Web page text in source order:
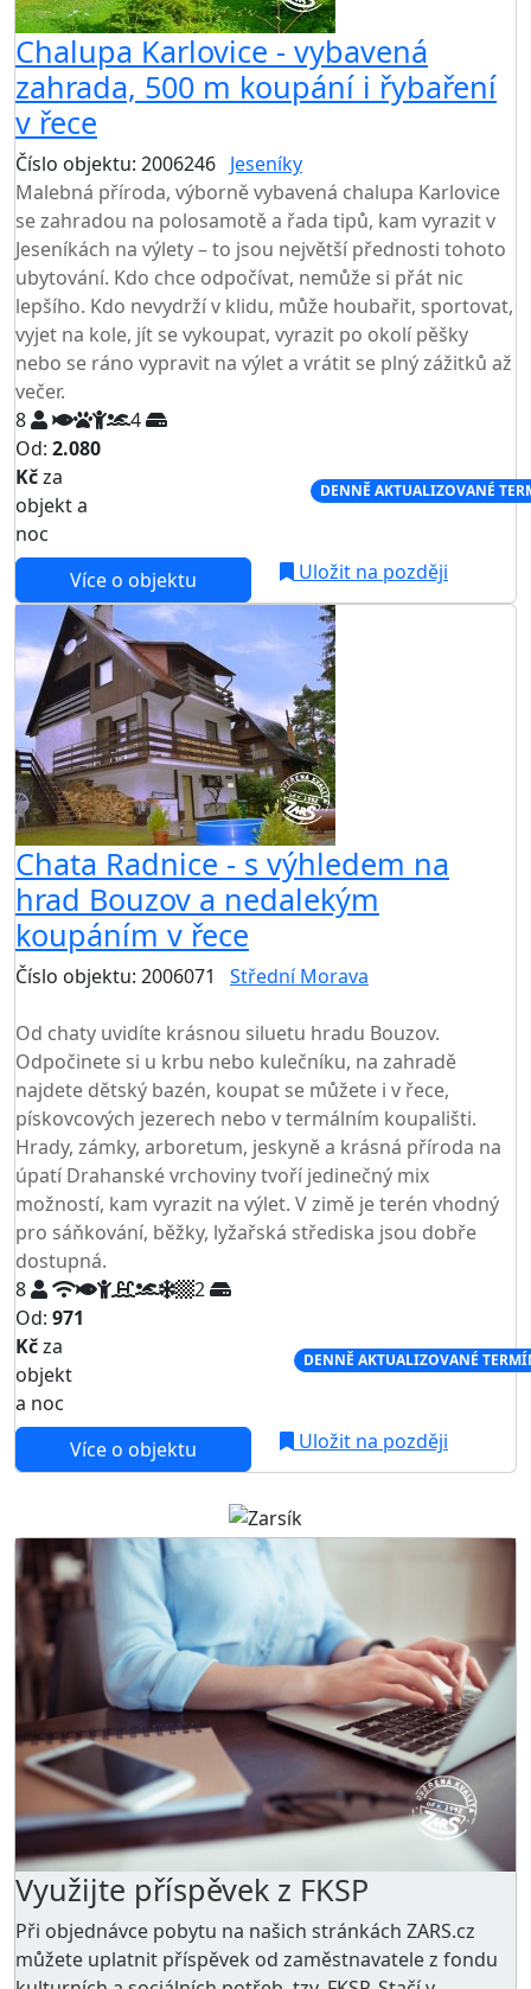
Chalupa Karlovice - vybavená
zahrada, 500 m koupání i řybaření
v řece
Číslo objektu: 2006246 Jeseníky
Malebná příroda, výborně vybavená chalupa Karlovice
se zahradou na polosamotě a řada tipů, kam vyrazit v
Jeseníkách na výlety – to jsou největší přednosti tohoto
ubytování. Kdo chce odpočívat, nemůže si přát nic
lepšího. Kdo nevydrží v klidu, může houbařit, sportovat,
vyjet na kole, jít se vykoupat, vyrazit po okolí pěšky
nebo se ráno vypravit na výlet a vrátit se plný zážitků až
večer.
8
4
Od: 2.080
Kčza
objekt a
noc
DENNĚ AKTUALIZOVANÉ
Více o objektu Uložit na později
Chata Radnice - s výhledem na
hrad Bouzov a nedalekým
koupáním v řece
Číslo objektu: 2006071 Střední Morava
Od chaty uvidíte krásnou siluetu hradu Bouzov.
Odpočinete si u krbu nebo kulečníku, na zahradě
najdete dětský bazén, koupat se můžete i v řece,
pískovcových jezerech nebo v termálním koupališti.
Hrady, zámky, arboretum, jeskyně a krásná příroda na
úpatí Drahanské vrchoviny tvoří jedinečný mix
možností, kam vyrazit na výlet. V zimě je terén vhodný
pro sáňkování, běžky, lyžařská střediska jsou dobře
dostupná.
8
2
Od: 971
Kčza
objekt
a noc
DENNĚ AKTUALIZOVANÉ
Více o objektu Uložit na později
Využijte příspěvek z FKSP
Při objednávce pobytu na našich stránkách ZARS.cz
můžete uplatnit příspěvek od zaměstnavatele z fondu